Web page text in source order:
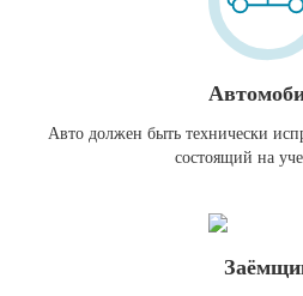
Авто должен быть технически
состоящий на